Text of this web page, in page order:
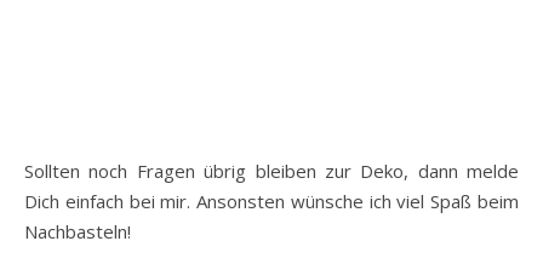
Sollten noch Fragen übrig bleiben zur Deko, dann melde
Dich einfach bei mir. Ansonsten wünsche ich viel Spaß beim
Nachbasteln!